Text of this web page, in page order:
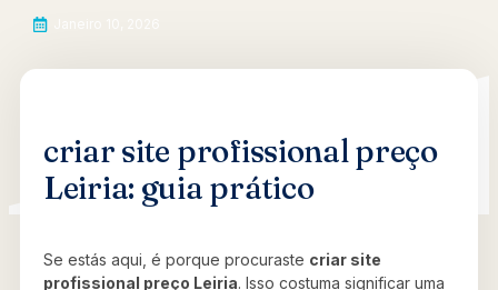
criar site profissional preço
Leiria: guia prático
Se estás aqui, é porque procuraste criar site
profissional preço Leiria. Isso costuma significar uma